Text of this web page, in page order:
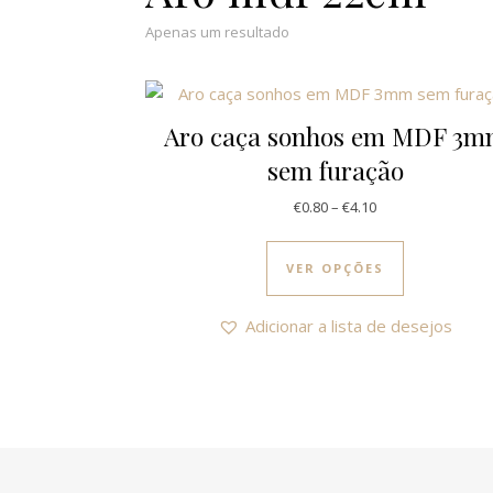
Apenas um resultado
Aro caça sonhos em MDF
sem furação
€0.80– €4.10Price range: €0.80
VER OPÇÕES
This
Adicionar a lista de desejos